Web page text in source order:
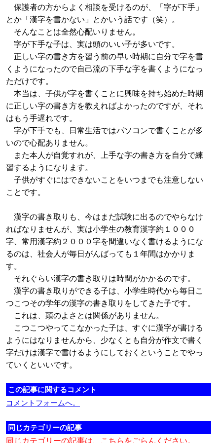
保護者の方からよく相談を受けるのが、「字が下手」
とか「漢字を書かない」とかいう話です（笑）。
そんなことは全然心配いりません。
字が下手な子は、実は頭のいい子が多いです。
正しい字の書き方を習う前の早い時期に自分で字を書
くようになったので自己流の下手な字を書くようになっ
ただけです。
本当は、子供が字を書くことに興味を持ち始めた時期
に正しい字の書き方を教えればよかったのですが、それ
はもう手遅れです。
字が下手でも、日常生活ではパソコンで書くことが多
いので心配ありません。
また本人が自覚すれが、上手な字の書き方を自分で練
習するようになります。
子供がすぐにはできないことをいつまでも注意しない
ことです。
漢字の書き取りも、今はまだ試験に出るのでやらなけ
ればなりませんが、実は小学生の教育漢字約１０００
字、常用漢字約２０００字を間違いなく書けるようにな
るのは、社会人が毎日がんばっても１年間はかかりま
す。
それぐらい漢字の書き取りは時間がかかるのです。
漢字の書き取りができる子は、小学生時代から毎日こ
つこつその学年の漢字の書き取りをしてきた子です。
これは、頭のよさとは関係がありません。
こつこつやってこなかった子は、すぐに漢字が書ける
ようにはなりませんから、少なくとも自分が作文で書く
字だけは漢字で書けるようにしておくということでやっ
ていくといいです。
この記事に関するコメント
コメントフォームへ。
同じカテゴリーの記事
同じカテゴリーの記事は、こちらをごらんください。